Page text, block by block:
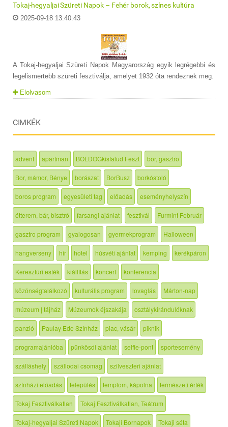
Tokaj-hegyaljai Szüreti Napok – Fehér borok, színes kultúra
2025-09-18 13:40:43
A Tokaj-hegyaljai Szüreti Napok Magyarország egyik legrégebbi és
legelismertebb szüreti fesztiválja, amelyet 1932 óta rendeznek meg.
Elolvasom
CIMKÉK
advent apartman BOLDOGkisfalud Feszt bor, gasztro
Bor, mámor, Bénye borászat BorBusz borkóstoló
boros program egyesületi tag előadás eseményhelyszín
étterem, bár, bisztró farsangi ajánlat fesztivál Furmint Február
gasztro program gyalogosan gyermekprogram Halloween
hangverseny hír hotel húsvéti ajánlat kemping kerékpáron
Keresztúri esték kiállítás koncert konferencia
közönségtalálkozó kulturális program lovaglás Márton-nap
múzeum | tájház Múzeumok éjszakája osztálykirándulóknak
panzió Paulay Ede Színház piac, vásár piknik
programajánlóba pünkösdi ajánlat selfie-pont sportesemény
szálláshely szállodai csomag szilveszteri ajánlat
színházi előadás település templom, kápolna természeti érték
Tokaj Fesztiválkatlan Tokaj Fesztiválkatlan, Teátrum
Tokaj-hegyaljai Szüreti Napok Tokaji Bornapok Tokaji séta